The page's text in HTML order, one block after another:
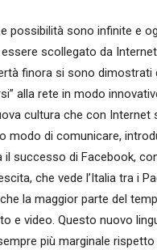
possibilità sono infinite e
scollegato da
finora si sono dimostrati
alla rete in modo
cultura che con Internet
di comunicare,
successo di Facebook,
che vede l’Italia tra i
la maggior parte del
e video. Questo nuovo
più marginale